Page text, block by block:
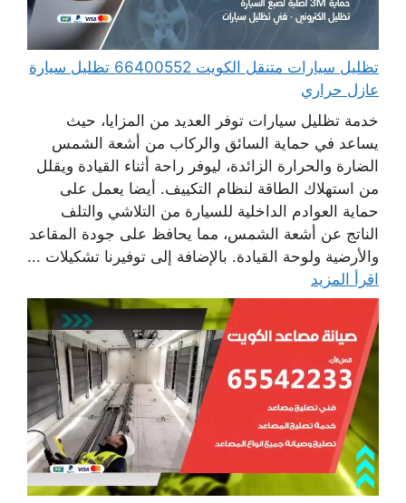
تظليل سيارات متنقل الكويت 66400552 تظليل سيارة
عازل حراري
خدمة تظليل سيارات توفر العديد من المزايا، حيث
يساعد في حماية السائق والركاب من أشعة الشمس
الضارة والحرارة الزائدة، ليوفر راحة أثناء القيادة ويقلل
من استهلاك الطاقة لنظام التكييف. أيضا يعمل على
حماية العوادم الداخلية للسيارة من التلاشي والتلف
الناتج عن أشعة الشمس، مما يحافظ على جودة المقاعد
والأرضية ولوحة القيادة. بالإضافة إلى توفيرنا تشكيلات ...
اقرأ المزيد